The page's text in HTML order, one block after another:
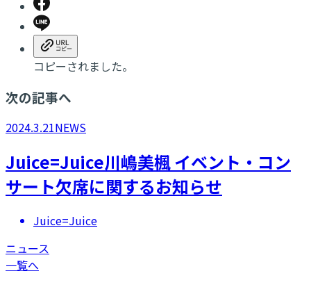
コピーされました。
次の記事へ
2024.3.21NEWS
Juice=Juice川嶋美楓 イベント・コン
サート欠席に関するお知らせ
Juice=Juice
ニュース
一覧へ